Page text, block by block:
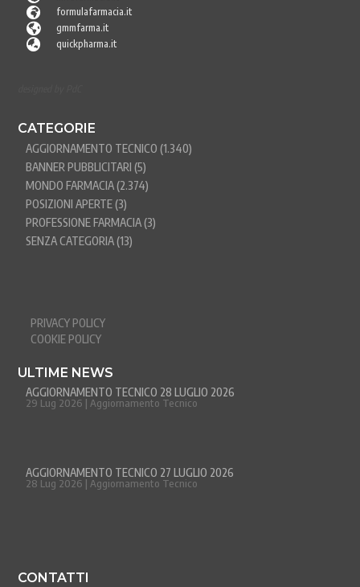
 formulafarmacia.it
 gmmfarma.it
 quickpharma.it
CATEGORIE
AGGIORNAMENTO TECNICO (1.340)
BANNER PUBBLICITARI (5)
MONDO FARMACIA(2.374)
POSIZIONI APERTE(3)
PROFESSIONE FARMACIA(3)
SENZA CATEGORIA(13)
PRIVACY POLICY
COOKIE POLICY
ULTIME NEWS
AGGIORNAMENTO TECNICO 28 LUGLIO 2026
29 Lug 2026 |Aggiornamento Tecnico
AGGIORNAMENTO TECNICO 27 LUGLIO 2026
28 Lug 2026 |Aggiornamento Tecnico
CONTATTI